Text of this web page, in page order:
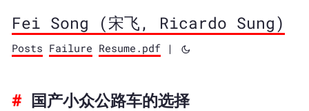
Fei Song (宋飞, Ricardo Sung)
Posts Failure Resume.pdf |
国产小众公路车的选择